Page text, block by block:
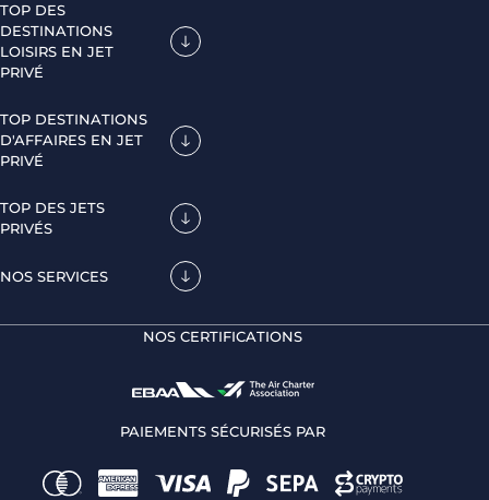
TOP DES
DESTINATIONS
LOISIRS EN JET
PRIVÉ
TOP DESTINATIONS
D'AFFAIRES EN JET
PRIVÉ
TOP DES JETS
PRIVÉS
NOS SERVICES
NOS CERTIFICATIONS
PAIEMENTS SÉCURISÉS PAR